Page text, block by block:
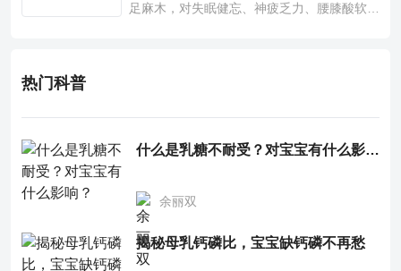
足麻木，对失眠健忘、神疲乏力、腰膝酸软也
热门科普
什么是乳糖不耐受？对宝宝有什么影响？
余丽双
揭秘母乳钙磷比，宝宝缺钙磷不再愁